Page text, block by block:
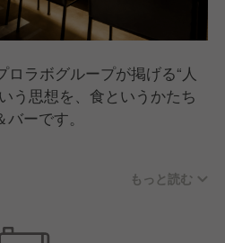
ロラボグループが掲げる“人
う思想を、食というかたち
ーです。
とき心身を整える時間を提案
もっと読む